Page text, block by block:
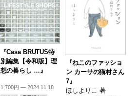
『Casa BRUTUS特
別編集【令和版】理
想の暮らし …』
1,700円 — 2024.11.18
『ねこのファッショ
ン カーサの猫村さん
7』
ほしよりこ 著